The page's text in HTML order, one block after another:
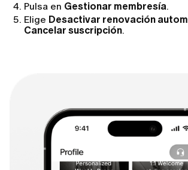
Pulsa en Gestionar membresía.
Elige Desactivar renovación
Cancelar suscripción.